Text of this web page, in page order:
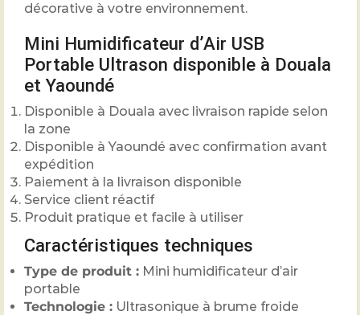
décorative à votre environnement.
Mini Humidificateur d’Air USB
Portable Ultrason disponible à Douala
et Yaoundé
Disponible à Douala avec livraison rapide selon
la zone
Disponible à Yaoundé avec confirmation avant
expédition
Paiement à la livraison disponible
Service client réactif
Produit pratique et facile à utiliser
Caractéristiques techniques
Type de produit : Mini humidificateur d’air
portable
Technologie : Ultrasonique à brume froide